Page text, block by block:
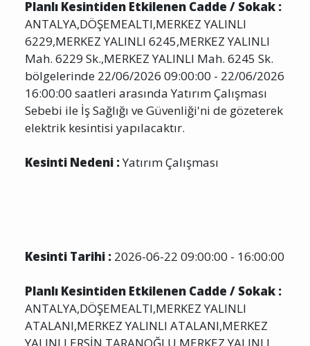
Planlı Kesintiden Etkilenen Cadde / Sokak :
ANTALYA,DÖŞEMEALTI,MERKEZ YALINLI
6229,MERKEZ YALINLI 6245,MERKEZ YALINLI
Mah. 6229 Sk.,MERKEZ YALINLI Mah. 6245 Sk.
bölgelerinde 22/06/2026 09:00:00 - 22/06/2026
16:00:00 saatleri arasında Yatırım Çalışması
Sebebi ile İş Sağlığı ve Güvenliği'ni de gözeterek
Planlı Kesintiden Etkilenen Cadde / Sokak :
ANTALYA,DÖŞEMEALTI,MERKEZ YALINLI